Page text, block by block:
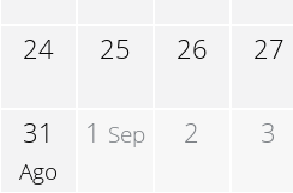
24 25 26 27
31
Ago
1 Sep 2 3